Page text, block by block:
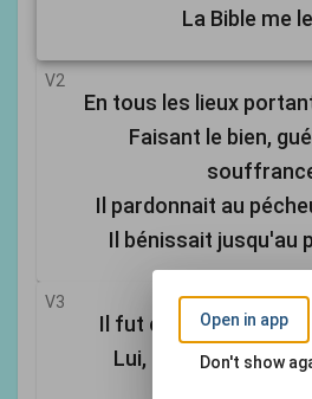
La Bible me
V2
En tous les lieux
Faisant le bien,
Il pardonnait au
Il bénissait jusqu'au
V3
Il fut cloué sur la
Lui, Juste et Saint,
Open in app
Don't show